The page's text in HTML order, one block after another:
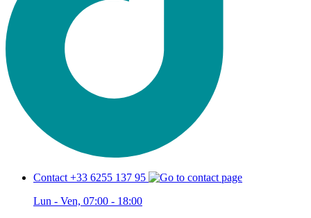
Contact +33 6255 137 95
Lun - Ven, 07:00 - 18:00